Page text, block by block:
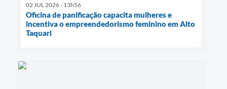
02 JUL 2026 - 13h56
Oficina de panificação capacita mulheres e
incentiva o empreendedorismo feminino em Alto
Taquari